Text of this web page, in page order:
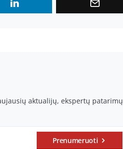
aktualijų, ekspertų patarimų
Prenumeruoti